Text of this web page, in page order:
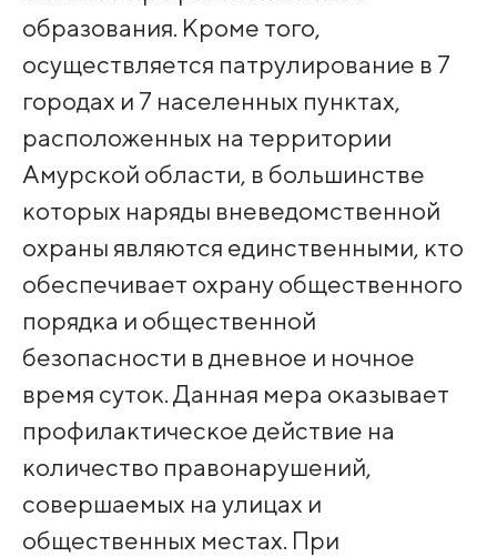
образования. Кроме того,
осуществляется патрулирование в 7
городах и 7 населенных пунктах,
расположенных на территории
Амурской области, в большинстве
которых наряды вневедомственной
охраны являются единственными, кто
обеспечивает охрану общественного
порядка и общественной
безопасности в дневное и ночное
время суток. Данная мера оказывает
профилактическое действие на
количество правонарушений,
совершаемых на улицах и
общественных местах. При